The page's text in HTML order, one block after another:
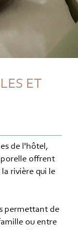
ET
de l'hôtel,
offrent
rivière qui le
permettant de
ou entre